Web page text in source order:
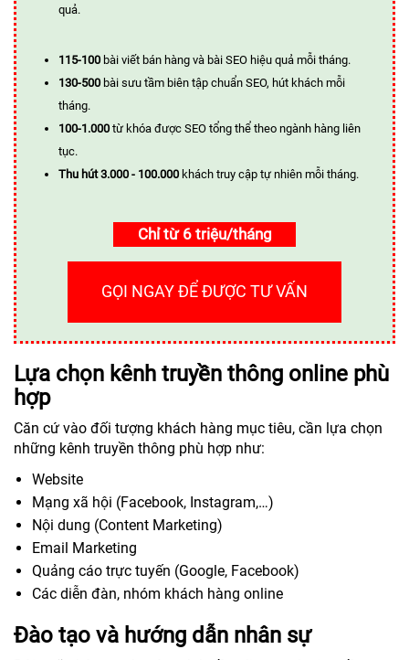
quả.
115-100 bài viết bán hàng và bài SEO hiệu quả mỗi tháng.
130-500 bài sưu tầm biên tập chuẩn SEO, hút khách mỗi
tháng.
100-1.000 từ khóa được SEO tổng thể theo ngành hàng liên
tục.
Thu hút 3.000 - 100.000 khách truy cập tự nhiên mỗi tháng.
Chỉ từ 6 triệu/tháng
GỌI NGAY ĐỂ ĐƯỢC TƯ VẤN
Lựa chọn kênh truyền thông online phù
hợp
Căn cứ vào đối tượng khách hàng mục tiêu, cần lựa chọn
những kênh truyền thông phù hợp như:
Website
Mạng xã hội (Facebook, Instagram,…)
Nội dung (Content Marketing)
Email Marketing
Quảng cáo trực tuyến (Google, Facebook)
Các diễn đàn, nhóm khách hàng online
Đào tạo và hướng dẫn nhân sự